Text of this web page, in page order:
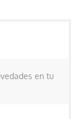
en tu